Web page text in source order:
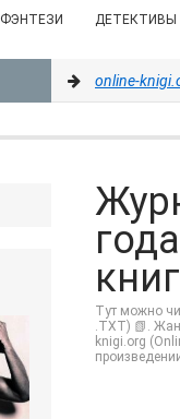
ДЕТЕКТИВЫ
online-
Тут можно
.TXT) 📗.
knigi.org